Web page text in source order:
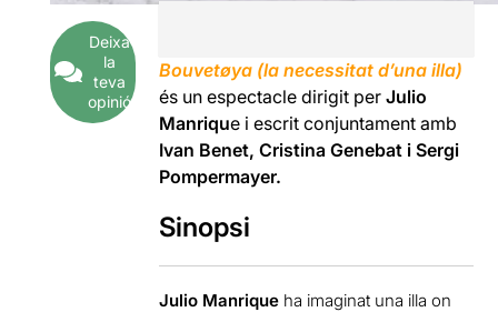
Deixa
la
teva
opinió
Bouvetøya (la necessitat d’una illa)
és un espectacle dirigit perJulio
Manrique i escrit conjuntament amb
Ivan Benet, Cristina Genebat i Sergi
Pompermayer.
Sinopsi
Julio Manrique ha imaginat una illa on